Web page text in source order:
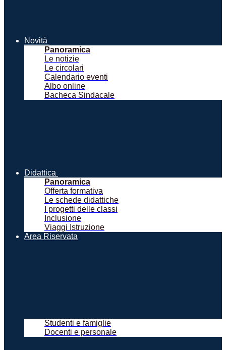
Novità
Panoramica
Le notizie
Le circolari
Calendario eventi
Albo online
Bacheca Sindacale
Didattica
Panoramica
Offerta formativa
Le schede didattiche
I progetti delle classi
Inclusione
Viaggi Istruzione
Area Riservata
Studenti e famiglie
Docenti e personale